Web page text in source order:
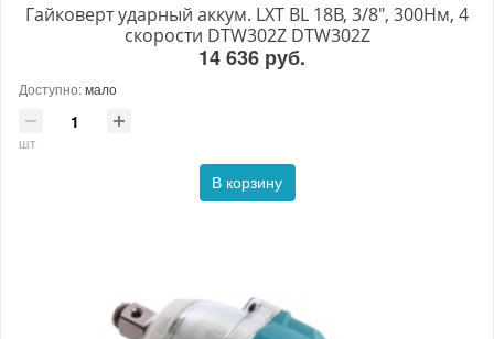
Гайковерт ударный аккум. LXT BL 18В, 3/8", 300Нм, 4
скорости DTW302Z DTW302Z
14 636 руб.
Доступно:мало
шт
В корзину